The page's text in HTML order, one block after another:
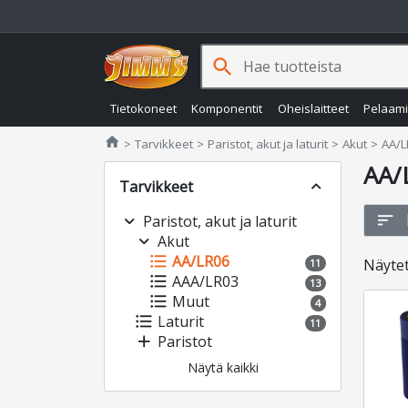
Tietokoneet Komponentit Oheislaitteet
search
home Jimms.fi
Tarvikkeet Paristot, akut ja laturit Akut AA/
Tarvikkeet
expand_less
expand_more Paristot, akut ja laturit
expand_more Akut
format_list_bulleted AA/LR06 11
format_list_bulleted AAA/LR03 13
format_list_bulleted Muut 4
format_list_bulleted Laturit 11
add Paristot
Näytä kaikki
AA/
sort